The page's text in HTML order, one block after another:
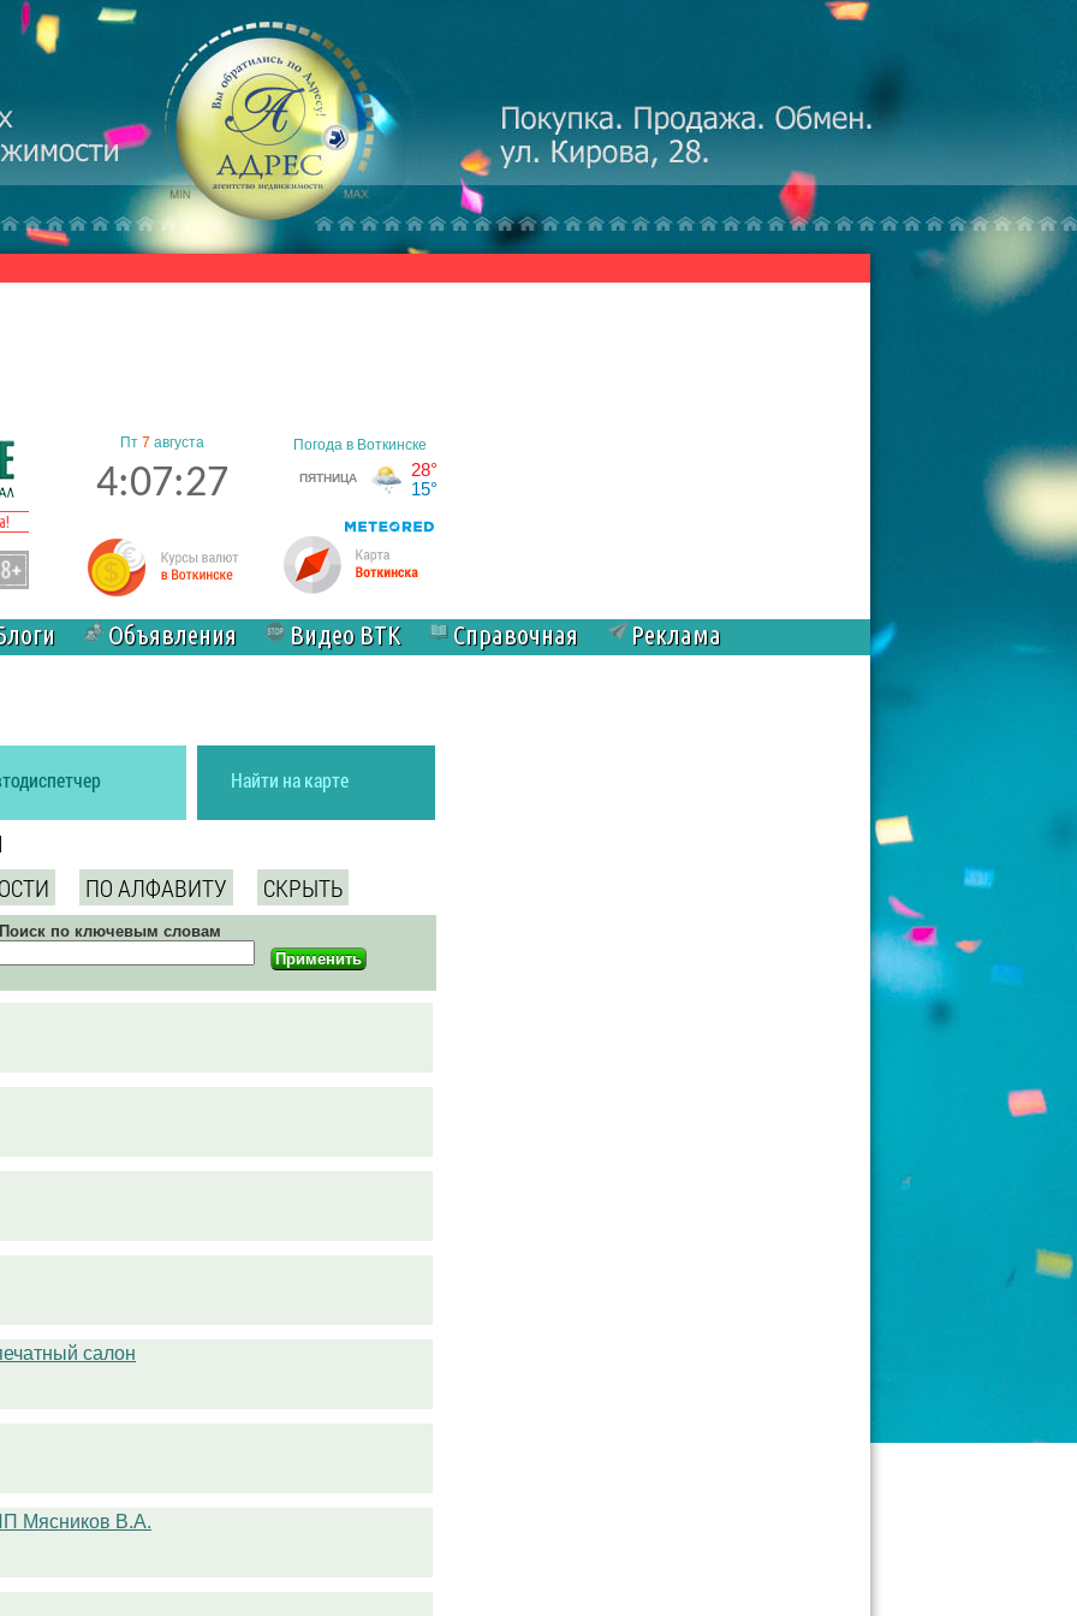
Пт 7 августа
4:07:27
Объявления Видео ВТК Справочная Реклама
Найти на карте
ПО АЛФАВИТУ СКРЫТЬ
Поиск по ключевым словам
салон
Мясников В.А.